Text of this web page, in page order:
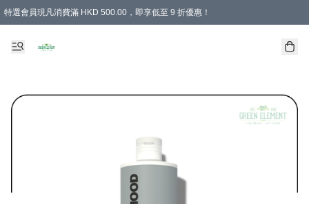
特選會員現凡消費滿 HKD 500.00，即享低至 9 折優惠！